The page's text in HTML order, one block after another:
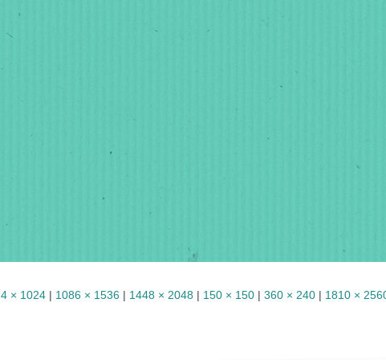
× 1024 | 1086 × 1536 | 1448 × 2048 | 150 × 150 | 360 × 240 | 1810 ×